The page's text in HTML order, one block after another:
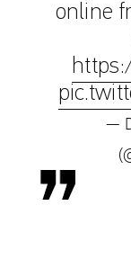
online
—